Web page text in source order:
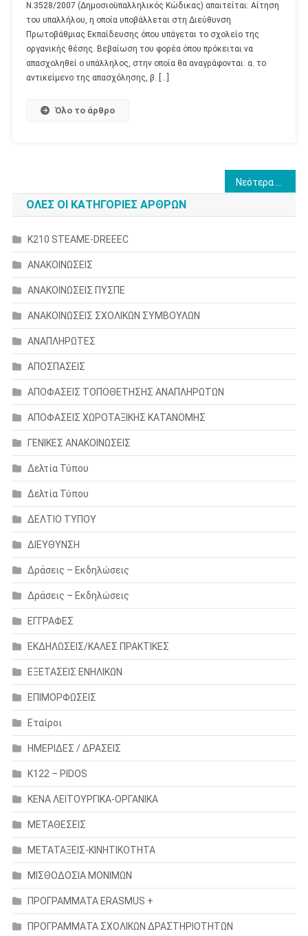
Ν.3528/2007 (Δημοσιοϋπαλληλικός Κώδικας) απαιτείται: Αίτηση
του υπαλλήλου, η οποία υποβάλλεται στη Διεύθυνση
Πρωτοβάθμιας Εκπαίδευσης όπου υπάγεται το σχολείο της
οργανικής θέσης. Βεβαίωση του φορέα όπου πρόκειται να
απασχοληθεί ο υπάλληλος, στην οποία θα αναγράφονται: α. το
αντικείμενο της απασχόλησης, β. […]
Όλο το άρθρο
άρθρων
ΟΛΕΣ ΟΙ ΚΑΤΗΓΟΡΙΕΣ ΑΡΘΡΩΝ
K210 STEAME-DREEEC
ΑΝΑΚΟΙΝΩΣΕΙΣ
ΑΝΑΚΟΙΝΩΣΕΙΣ ΠΥΣΠΕ
ΑΝΑΚΟΙΝΩΣΕΙΣ ΣΧΟΛΙΚΩΝ ΣΥΜΒΟΥΛΩΝ
ΑΝΑΠΛΗΡΩΤΕΣ
ΑΠΟΣΠΑΣΕΙΣ
ΑΠΟΦΑΣΕΙΣ ΤΟΠΟΘΕΤΗΣΗΣ ΑΝΑΠΛΗΡΩΤΩΝ
ΑΠΟΦΑΣΕΙΣ ΧΩΡΟΤΑΞΙΚΗΣ ΚΑΤΑΝΟΜΗΣ
ΓΕΝΙΚΕΣ ΑΝΑΚΟΙΝΩΣΕΙΣ
Δελτία Τύπου
Δελτία Τύπου
ΔΕΛΤΙΟ ΤΥΠΟΥ
ΔΙΕΥΘΥΝΣΗ
Δράσεις – Εκδηλώσεις
Δράσεις – Εκδηλώσεις
ΕΓΓΡΑΦΕΣ
ΕΚΔΗΛΩΣΕΙΣ/ΚΑΛΕΣ ΠΡΑΚΤΙΚΕΣ
ΕΞΕΤΑΣΕΙΣ ΕΝΗΛΙΚΩΝ
ΕΠΙΜΟΡΦΩΣΕΙΣ
Εταίροι
ΗΜΕΡΙΔΕΣ / ΔΡΑΣΕΙΣ
Κ122 – PIDOS
ΚΕΝΑ ΛΕΙΤΟΥΡΓΙΚΑ-ΟΡΓΑΝΙΚΑ
ΜΕΤΑΘΕΣΕΙΣ
ΜΕΤΑΤΑΞΕΙΣ-ΚΙΝΗΤΙΚΟΤΗΤΑ
ΜΙΣΘΟΔΟΣΙΑ ΜΟΝΙΜΩΝ
ΠΡΟΓΡΑΜΜΑΤΑ ERASMUS +
ΠΡΟΓΡΑΜΜΑΤΑ ΣΧΟΛΙΚΩΝ ΔΡΑΣΤΗΡΙΟΤΗΤΩΝ